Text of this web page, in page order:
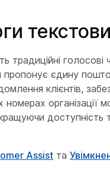
голосові
пропонує єдину
клієнтів,
організації
доступність
Assist та